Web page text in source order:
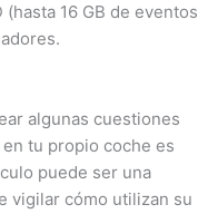
16 GB de eventos
algunas cuestiones
tu propio coche es
puede ser una
vigilar cómo utilizan su